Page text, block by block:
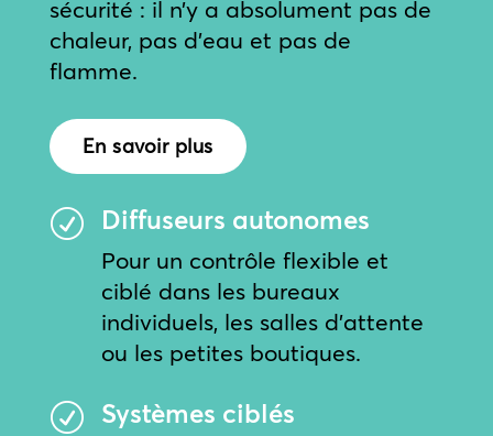
sécurité : il n’y a absolument pas de
chaleur, pas d’eau et pas de
flamme.
En savoir plus
R Diffuseurs autonomes
Pour un contrôle flexible et
ciblé dans les bureaux
individuels, les salles d’attente
ou les petites boutiques.
R Systèmes ciblés